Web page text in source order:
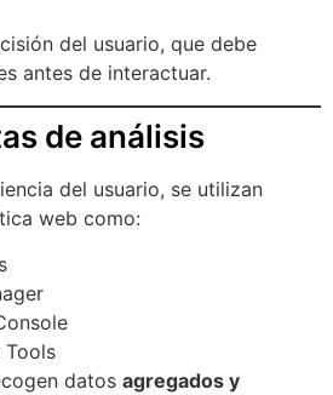
del usuario, que debe
antes de interactuar.
de análisis
del usuario, se utilizan
web como:
Tools
datos agregados y